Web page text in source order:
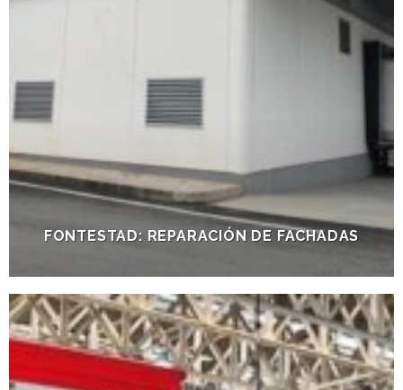
FONTESTAD: REPARACIÓN DE FACHADAS